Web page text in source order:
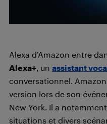
Alexa d’Amazon entre
Alexa+, un assistant
conversationnel.
version lors de son
New York. Il a
situations et divers